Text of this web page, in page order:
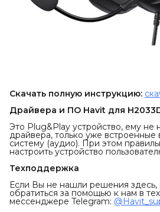
Скачать полную инструкцию:
Драйвера и ПО Havit для
Это Plug&Play устройство, ему не
драйвера, только уже
систему (аудио). При этом
настроить устройство
Техподдержка
Если Вы не нашли решения здесь,
обратиться за помощью к нам в
мессенджере Telegram: